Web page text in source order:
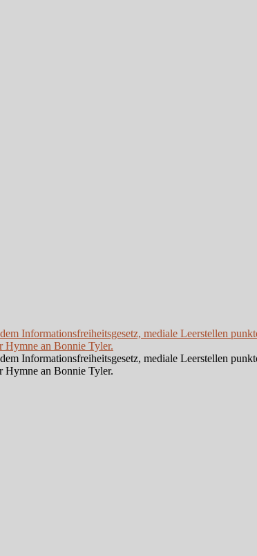
Informationsfreiheitsgesetz, mediale Leerstellen
Hymne an Bonnie Tyler.
Informationsfreiheitsgesetz, mediale Leerstellen
Hymne an Bonnie Tyler.